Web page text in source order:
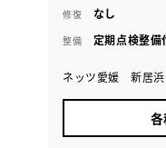
修復 なし
整備 定期点検整備
ネッツ愛媛 新居浜